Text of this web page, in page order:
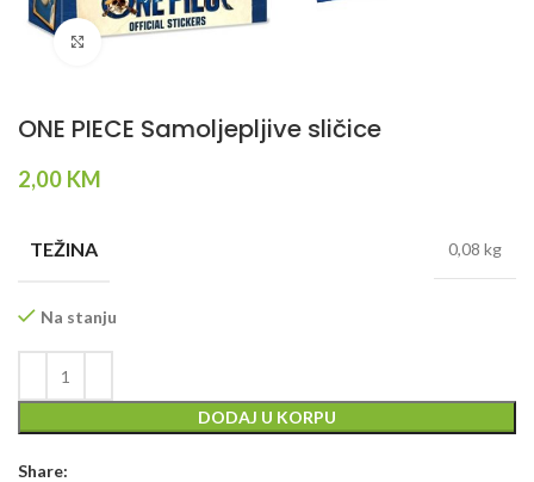
Klikni da povečaš
ONE PIECE Samoljepljive sličice
2,00 KM
TEŽINA 0,08 kg
Na stanju
DODAJ U KORPU
Share: